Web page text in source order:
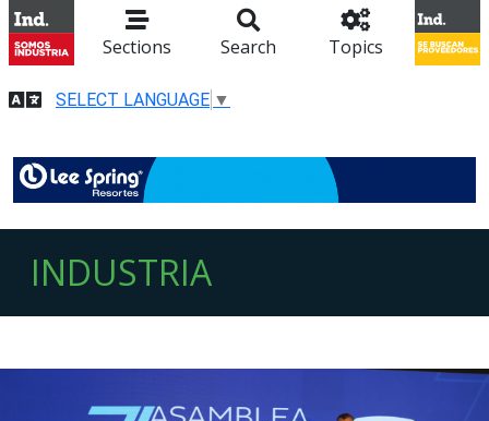
Sections Search Topics
SELECT LANGUAGE ▼
INDUSTRIA